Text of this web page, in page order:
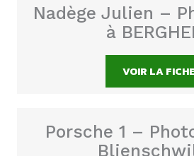
Nadège Julien –
à
VOIR LA FICHE
Porsche 1 –